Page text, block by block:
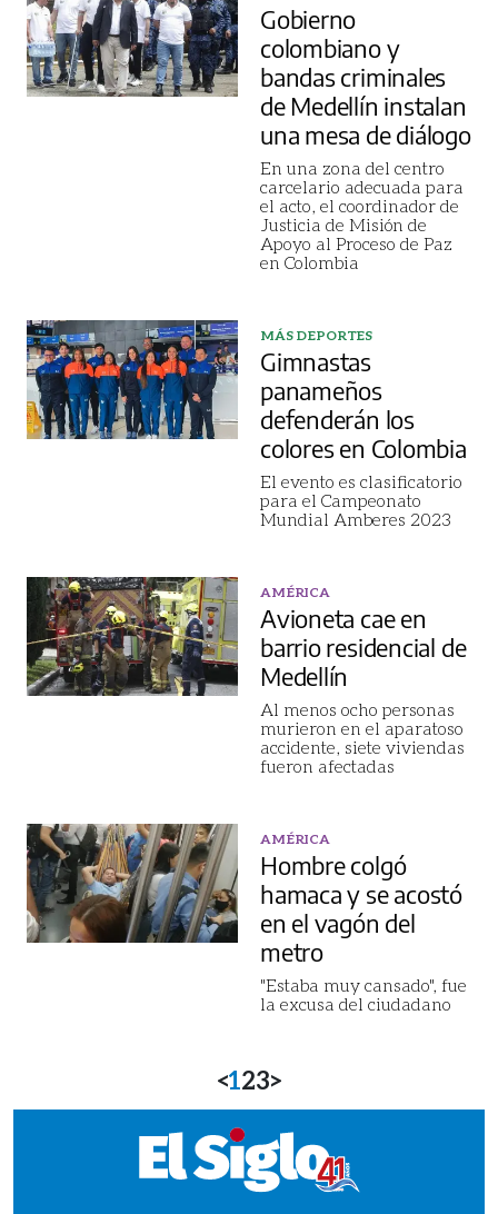
Gobierno
colombiano y
bandas criminales
de Medellín instalan
una mesa de diálogo
En una zona del centro
carcelario adecuada para
el acto, el coordinador de
Justicia de Misión de
Apoyo al Proceso de Paz
en Colombia
MÁS DEPORTES
Gimnastas
panameños
defenderán los
colores en Colombia
El evento es clasificatorio
para el Campeonato
Mundial Amberes 2023
AMÉRICA
Avioneta cae en
barrio residencial de
Medellín
Al menos ocho personas
murieron en el aparatoso
accidente, siete viviendas
fueron afectadas
AMÉRICA
Hombre colgó
hamaca y se acostó
en el vagón del
metro
"Estaba muy cansado", fue
la excusa del ciudadano
<123>